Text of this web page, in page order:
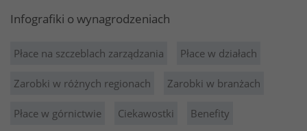
Infografiki o wynagrodzeniach
Płace na szczeblach zarządzania Płace w działach
Zarobki w różnych regionach Zarobki w branżach
Płace w górnictwie Ciekawostki Benefity